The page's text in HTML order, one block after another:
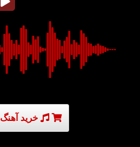
خرید آهنگ ۱۵۰۰۰ تومان